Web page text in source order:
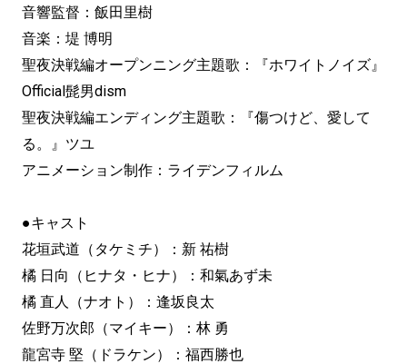
音響監督：飯田里樹
音楽：堤 博明
聖夜決戦編オープンニング主題歌：『ホワイトノイズ』
Official髭男dism
聖夜決戦編エンディング主題歌：『傷つけど、愛して
る。』ツユ
アニメーション制作：ライデンフィルム
●キャスト
花垣武道（タケミチ）：新 祐樹
橘 日向（ヒナタ・ヒナ）：和氣あず未
橘 直人（ナオト）：逢坂良太
佐野万次郎（マイキー）：林 勇
龍宮寺 堅（ドラケン）：福西勝也